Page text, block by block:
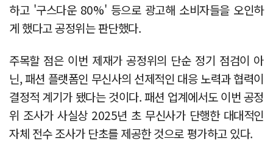
하고 '구스다운 80%' 등으로 광고해 소비자들을 오인하
게 했다고 공정위는 판단했다.
주목할 점은 이번 제재가 공정위의 단순 정기 점검이 아
닌, 패션 플랫폼인 무신사의 선제적인 대응 노력과 협력이
결정적 계기가 됐다는 것이다. 패션 업계에서도 이번 공정
위 조사가 사실상 2025년 초 무신사가 단행한 대대적인
자체 전수 조사가 단초를 제공한 것으로 평가하고 있다.